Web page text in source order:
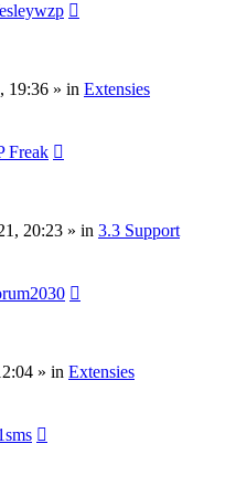
19:36 » in Extensies
Freak
20:23 » in 3.3 Support
» in Extensies